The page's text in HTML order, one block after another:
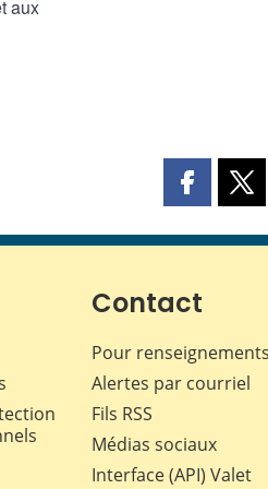
aux
Partager
page
Facebook
Contact
Pour renseignements
Alertes par courriel
Fils RSS
Médias sociaux
Interface (API) Valet